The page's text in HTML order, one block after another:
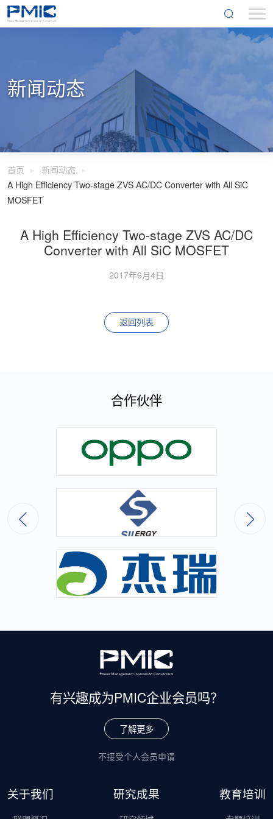
新闻动态
首页
新闻动态
A High Efficiency Two-stage ZVS AC/DC Converter with All SiC
MOSFET
A High Efficiency Two-stage ZVS AC/DC
Converter with All SiC MOSFET
2017年6月4日
返回列表
合作伙伴
有兴趣成为PMIC企业会员吗？
了解更多
不接受个人会员申请
关于我们 研究成果 教育培训